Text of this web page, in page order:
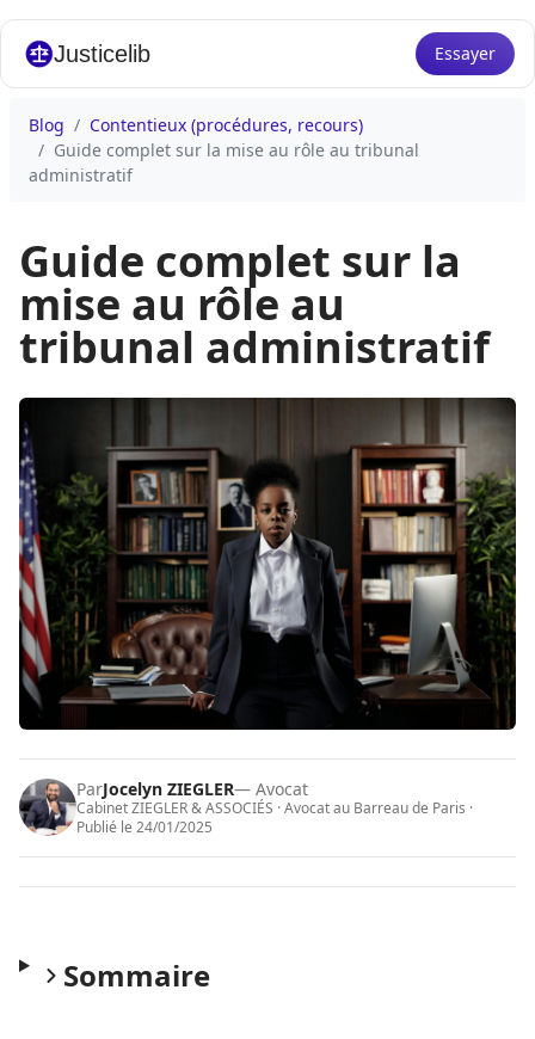
Justicelib Essayer
Blog
Contentieux (procédures, recours)
Guide complet sur la mise au rôle au tribunal
administratif
Guide complet sur la
mise au rôle au
tribunal administratif
ParJocelyn ZIEGLER— Avocat
Cabinet ZIEGLER & ASSOCIÉS · Avocat au Barreau de Paris ·
Publié le 24/01/2025
Sommaire